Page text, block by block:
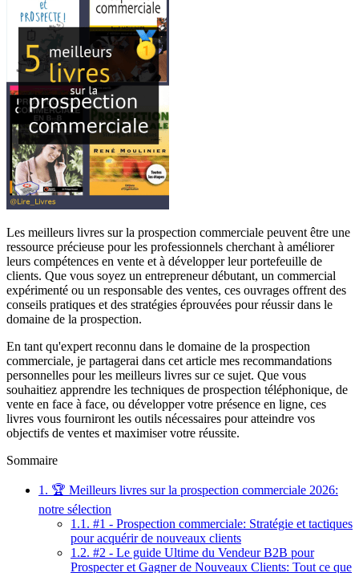
Les meilleurs livres sur la prospection commerciale peuvent être une
ressource précieuse pour les professionnels cherchant à améliorer
leurs compétences en vente et à développer leur portefeuille de
clients. Que vous soyez un entrepreneur débutant, un commercial
expérimenté ou un responsable des ventes, ces ouvrages offrent des
conseils pratiques et des stratégies éprouvées pour réussir dans le
domaine de la prospection.
En tant qu'expert reconnu dans le domaine de la prospection
commerciale, je partagerai dans cet article mes recommandations
personnelles pour les meilleurs livres sur ce sujet. Que vous
souhaitiez apprendre les techniques de prospection téléphonique, de
vente en face à face, ou développer votre présence en ligne, ces
livres vous fourniront les outils nécessaires pour atteindre vos
objectifs de ventes et maximiser votre réussite.
Sommaire
1. 🏆 Meilleurs livres sur la prospection commerciale 2026:
notre sélection
1.1. #1 - Prospection commerciale: Stratégie et tactiques
pour acquérir de nouveaux clients
1.2. #2 - Le guide Ultime du Vendeur B2B pour
Prospecter et Gagner de Nouveaux Clients: Tout ce que